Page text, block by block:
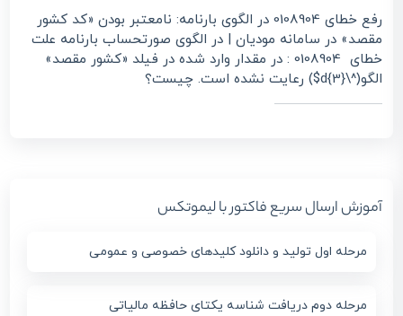
رفع خطای 0108904 در الگوی بارنامه: نامعتبر بودن «کد کشور
مقصد» در سامانه مودیان | در الگوی صورتحساب بارنامه علت
خطای 0108904 : در مقدار وارد شده در فیلد «کشور مقصد»
الگو(^\d{3}$) رعایت نشده است. چیست؟
آموزش ارسال سریع فاکتور با لیموتکس
مرحله اول تولید و دانلود کلیدهای خصوصی و عمومی
مرحله دوم دریافت شناسه یکتای حافظه مالیاتی